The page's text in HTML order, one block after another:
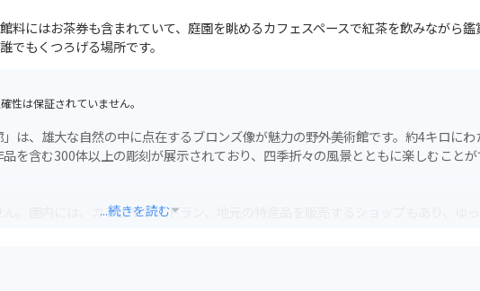
料にはお茶券も含まれていて、庭園を眺めるカフェスペースで紅茶を飲みながら鑑
でもくつろげる場所です。
性は保証されていません。
は、雄大な自然の中に点在するブロンズ像が魅力の野外美術館です。約4キロにわ
を含む300体以上の彫刻が展示されており、四季折々の風景とともに楽しむことが
。園内には、カフェやレストラン、地元の特産品を販売するショップもあり、ゆっ
では少し歩く必要があります。ただし、遊歩道は舗装されているため、歩きやすい
...続きを読む